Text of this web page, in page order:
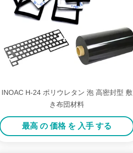
INOAC H-24 ポリウレタン 泡 高密封型 敷
き布団材料
最高 の 価格 を 入手 する